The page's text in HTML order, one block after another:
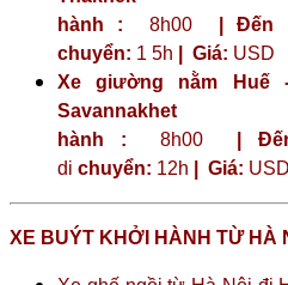
hành : 8h00 | Đến
chuyển: 1 5h Giá: USD
Xe giường nằm
hành : 8h00|
di chuyển: 12h Giá: USD
XE BUÝT KHỞI HÀNH TỪ HÀ